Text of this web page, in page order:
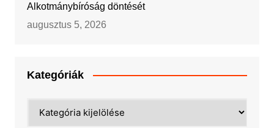
Alkotmánybíróság döntését
augusztus 5, 2026
Kategóriák